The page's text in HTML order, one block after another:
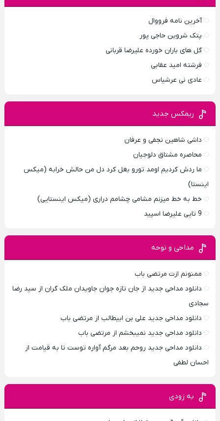
آخرین نامه فرووال
پتک شروین حاجی پور
گل های باران خورده علیرضا قربانی
فرشته امید عقابی
عادی نی عرشیاس
ریمکس جدید
داشی شاهین نجفی و عرفان
محاصره مشتاق دلوجیان
ما ردش کردیم اومد تورو بغل کرد دل من حالش خرابه (میکس
اینستا)
خط به خط میزنم مشامی چشامم دراری (میکس اینستایی)
9 تایی علیرضا اسپید
مداحی و نوحه
ممنونم ازت مرتضی باب
دانلود مداحی جدید از جان تازه جوان جاویدان ملک گران از سید رضا
سجادی
دانلود مداحی جدید علی بن ابیطالب از مرتضی باب
دانلود مداحی جدید نمیبخشم از مرتضی باب
دانلود مداحی جدید روحم بعد مرگم آواره توست تا به قیامت از
احسان لطفی
به زودی